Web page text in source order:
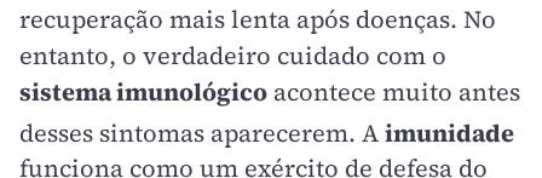
recuperação mais lenta após doenças. No
entanto, o verdadeiro cuidado com o
sistema imunológico acontece muito antes
desses sintomas aparecerem. Aimunidade
funciona como um exército de defesa do